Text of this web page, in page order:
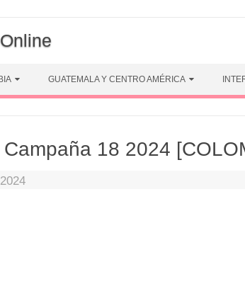
GUATEMALA Y CENTRO AMÉRICA
18 2024